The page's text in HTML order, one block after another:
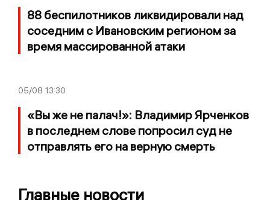
88 беспилотников ликвидировали над
соседним с Ивановским регионом за
время массированной атаки
05/08 13:30
«Вы же не палач!»: Владимир Ярченков
в последнем слове попросил суд не
отправлять его на верную смерть
Главные новости